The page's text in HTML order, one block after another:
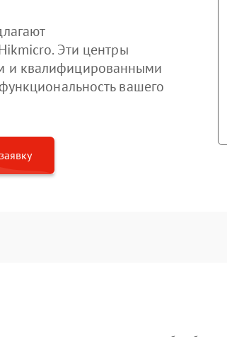
Эти центры
и квалифицированными
вашего